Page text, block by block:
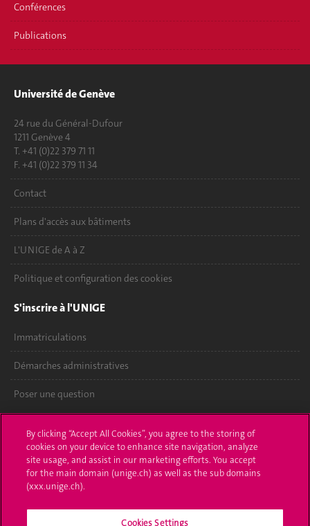
Conférences
Publications
Université de Genève
24 rue du Général-Dufour
1211 Genève 4
T. +41 (0)22 379 71 11
F. +41 (0)22 379 11 34
Contact
Plans d'accès aux bâtiments
L'UNIGE de A à Z
Politique et configuration des cookies
S'inscrire à l'UNIGE
Immatriculations
Démarches administratives
Poser une question
UNIGE Mobile
Médias
Offres d'emploi
By clicking “Accept All Cookies”, you agree to the storing of
cookies on your device to enhance site navigation, analyze
site usage, and assist in our marketing efforts. You accept
for the main domain (unige.ch) as well as the sub domains
(xxx.unige.ch).
Cookies Settings